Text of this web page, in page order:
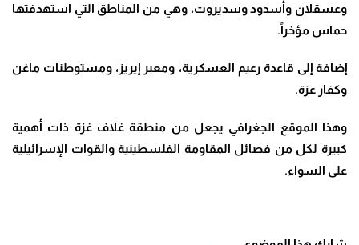
وعسقلان وأسدود وسديروت، وهي من المناطق التي استهدفتها
حماس مؤخراً.
إضافة إلى قاعدة رعيم العسكرية، ومعبر إيريز، ومستوطنات ماغن
وكفار عزة.
وهذا الموقع الجغرافي يجعل من منطقة غلاف غزة ذات أهمية
كبيرة لكل من فصائل المقاومة الفلسطينية والقوات الإسرائيلية
على السواء.